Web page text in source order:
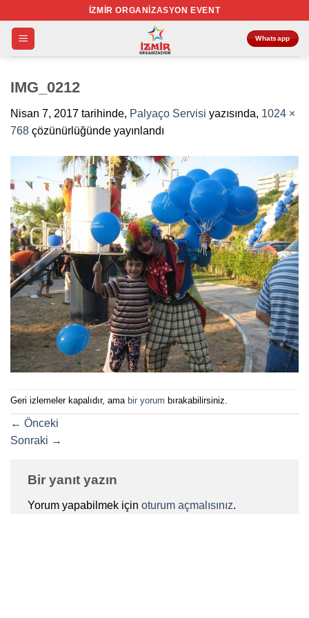
atla
İZMIR ORGANIZASYON EVENT
Whatsapp
IMG_0212
Nisan 7, 2017 tarihinde, Palyaço Servisi yazısında, 1024 ×
768 çözünürlüğünde yayınlandı
Geri izlemeler kapalıdır, ama bir yorum bırakabilirsiniz.
← Önceki
Sonraki →
Bir yanıt yazın
Yorum yapabilmek için oturum açmalısınız.